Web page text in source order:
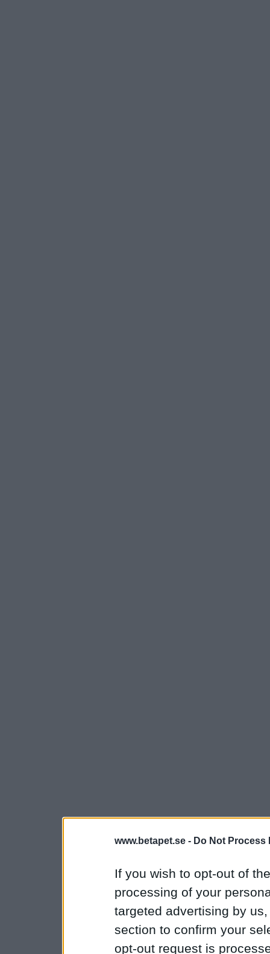
www.betapet.se - Do Not Process
If you wish to opt-out of
processing of your
targeted advertising by
section to confirm your
opt-out request is